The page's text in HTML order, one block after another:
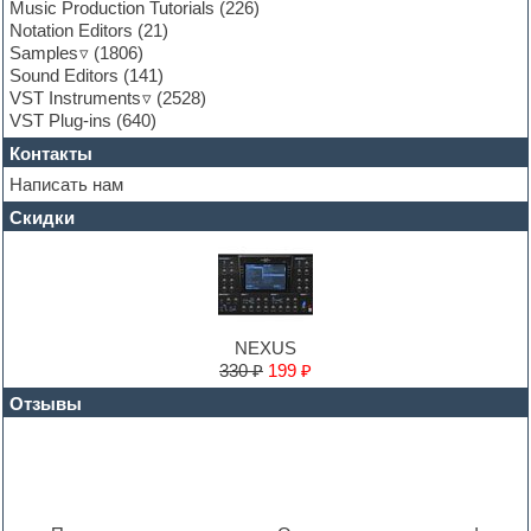
Guitar emulation
Guitar loops
Guitar processing and effects
Hands-up samples
Hardstyle
Heavy metal sample packs
Hip-hop
House music
Hypersonic
Jazz
Massive presets
Mastering plug-ins
Music Production Tutorials (226)
Notation Editors (21)
Samples
(1806)
Sound Editors (141)
VST Instruments
(2528)
VST Plug-ins (640)
Контакты
Написать нам
Скидки
NEXUS
330 ₽ 199 ₽
Отзывы